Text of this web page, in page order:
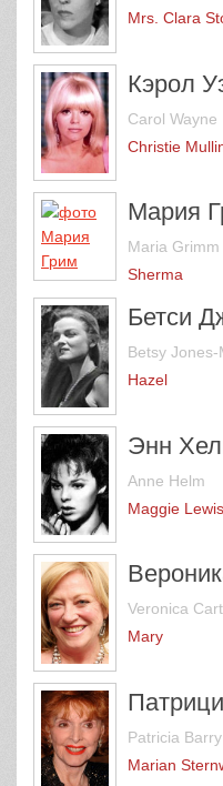
Mrs. Clara
Кэрол
Carol Wayne
Christie
Мария
Maria Grimm
Sherma
Бетси
Betsy
Hazel
Энн
Anne Helm
Maggie Lewis
Veronica
Mary
Patricia Barry
Marian